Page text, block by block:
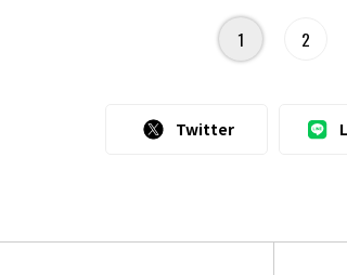
1 2
Twitter